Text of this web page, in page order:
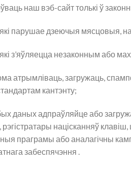
наш вэб-сайт толькі ў
парушае дзеючыя мясцовыя,
незаконным або
атрымліваць, загружаць,
кантэнту;
адпраўляйце або
націсканняў
праграмы або аналагічны
забеспячэння .